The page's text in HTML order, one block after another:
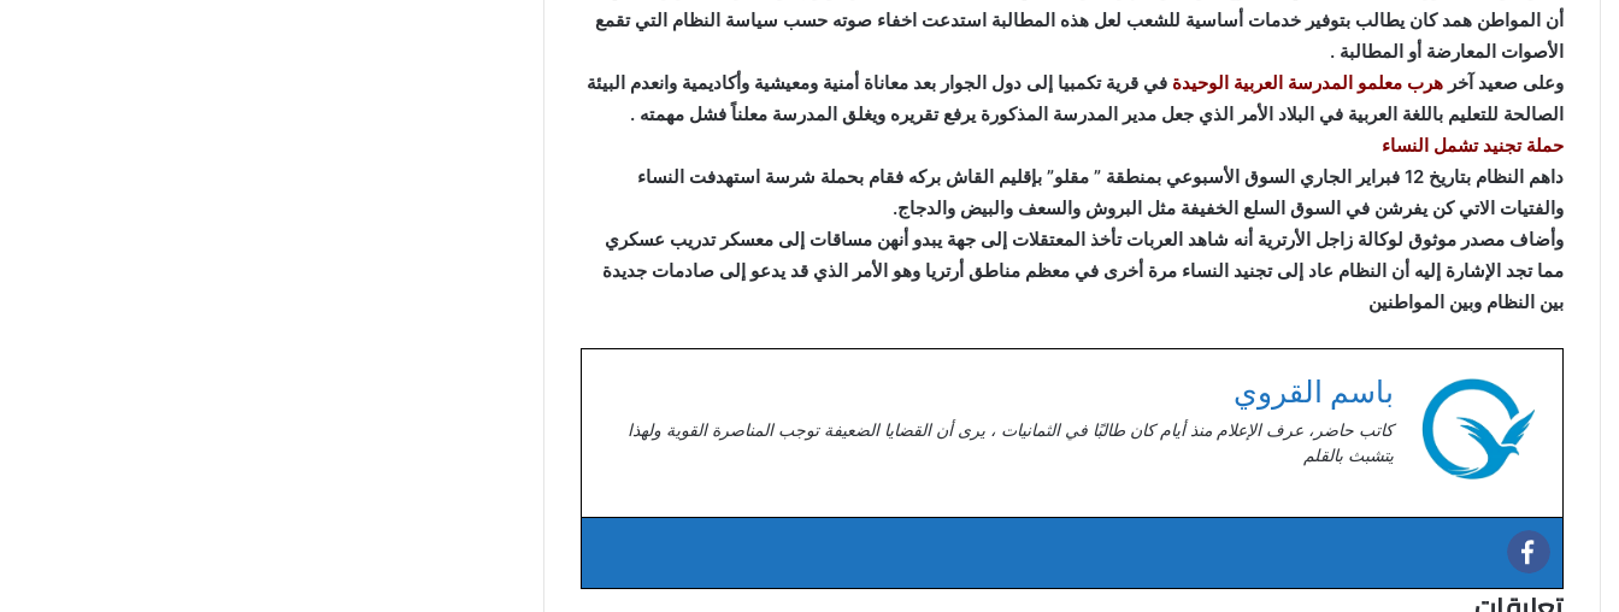
أن المواطن همد كان يطالب بتوفير خدمات أساسية للشعب لعل هذه المطالبة استدعت اخفاء صوته حسب سياسة النظام التي تقمع
الأصوات المعارضة أو المطالبة .
وعلى صعيد آخر هرب معلمو المدرسة العربية الوحيدة في قرية تكمبيا إلى دول الجوار بعد معاناة أمنية ومعيشية وأكاديمية وانعدم البيئة
الصالحة للتعليم باللغة العربية في البلاد الأمر الذي جعل مدير المدرسة المذكورة يرفع تقريره ويغلق المدرسة معلناً فشل مهمته .
حملة تجنيد تشمل النساء
داهم النظام بتاريخ 12 فبراير الجاري السوق الأسبوعي بمنطقة ” مقلو” بإقليم القاش بركه فقام بحملة شرسة استهدفت النساء
والفتيات الاتي كن يفرشن في السوق السلع الخفيفة مثل البروش والسعف والبيض والدجاج.
وأضاف مصدر موثوق لوكالة زاجل الأرترية أنه شاهد العربات تأخذ المعتقلات إلى جهة يبدو أنهن مساقات إلى معسكر تدريب عسكري
مما تجد الإشارة إليه أن النظام عاد إلى تجنيد النساء مرة أخرى في معظم مناطق أرتريا وهو الأمر الذي قد يدعو إلى صادمات جديدة
بين النظام وبين المواطنين
باسم القروي
كاتب حاضر، عرف الإعلام منذ أيام كان طالبًا في الثمانيات ، يرى أن القضايا الضعيفة توجب المناصرة القوية ولهذا
يتشبث بالقلم